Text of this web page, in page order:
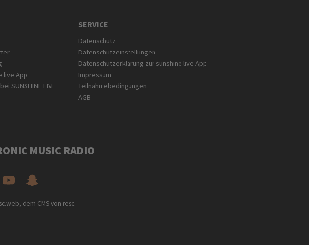
live App
SUNSHINE LIVE
SERVICE
Datenschutz
Datenschutzeinstellungen
Datenschutzerklärung zur sunshine live App
Impressum
Teilnahmebedingungen
AGB
MUSIC RADIO
dem CMS von resc.